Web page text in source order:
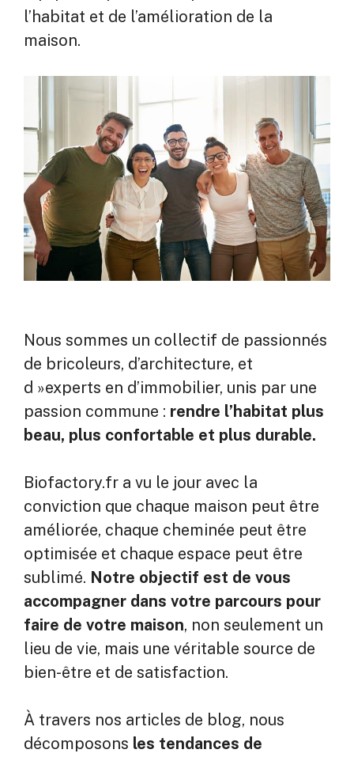
l’habitat et de l’amélioration de la
maison.
Nous sommes un collectif de passionnés
de bricoleurs, d’architecture, et
d »experts en d’immobilier, unis par une
passion commune : rendre l’habitat plus
beau, plus confortable et plus durable.
Biofactory.fr a vu le jour avec la
conviction que chaque maison peut être
améliorée, chaque cheminée peut être
optimisée et chaque espace peut être
sublimé. Notre objectif est de vous
accompagner dans votre parcours pour
faire de votre maison, non seulement un
lieu de vie, mais une véritable source de
bien-être et de satisfaction.
À travers nos articles de blog, nous
décomposons les tendances de